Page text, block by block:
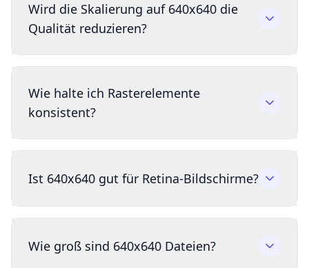
Wird die Skalierung auf 640x640 die
Qualität reduzieren?
Wie halte ich Rasterelemente
konsistent?
Ist 640x640 gut für Retina-Bildschirme?
Wie groß sind 640x640 Dateien?